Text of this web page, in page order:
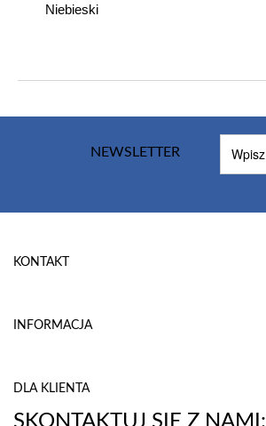
Niebieski
NEWSLETTER
KONTAKT
INFORMACJA
DLA KLIENTA
SKONTAKTUJ SIĘ Z NAMI: